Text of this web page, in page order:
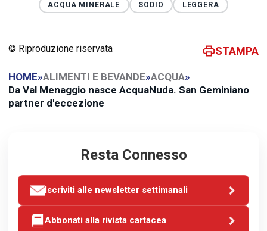
ACQUA MINERALE
SODIO LEGGERA
© Riproduzione riservata STAMPA
HOME»ALIMENTI E BEVANDE»ACQUA»
Da Val Menaggio nasce AcquaNuda. San Geminiano
partner d'eccezione
Resta Connesso
Iscriviti alle newsletter settimanali
Abbonati alla rivista cartacea